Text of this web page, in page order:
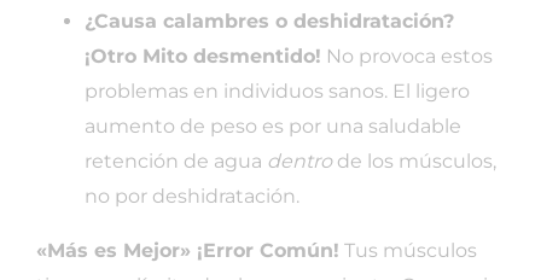
¿Causa calambres o deshidratación?
¡Otro Mito desmentido! No provoca estos
problemas en individuos sanos. El ligero
aumento de peso es por una saludable
retención de agua dentrode los músculos,
no por deshidratación.
«Más es Mejor» ¡Error Común! Tus músculos